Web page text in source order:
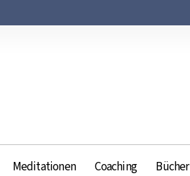
Meditationen Coaching Bücher